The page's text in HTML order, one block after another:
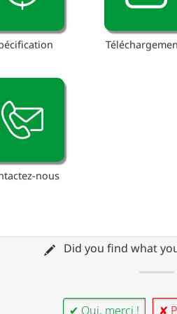
nous
Did you find what
✔ Oui, merci ! ✘